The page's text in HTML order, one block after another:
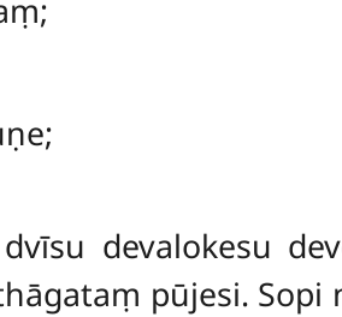
devalokesu
pūjesi. Sopi